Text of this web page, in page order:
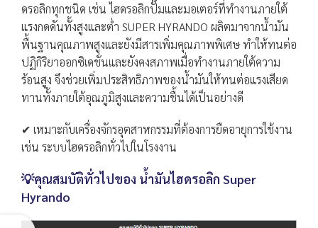
ดรอลิกทุกชนิด เช่น ไฮดรอลิกปั๊มและมอเตอร์ที่ทำงานภายใต้
แรงกดดันทั้งสูงและต่ำ SUPER HYRANDO ผลิตมาจากน้ำมัน
พื้นฐานคุณภาพสูงและยังมีสารเพิ่มคุณภาพพิเศษ ทำให้ทนต่อ
ปฏิกิริยาออกซิเดชั่นและยังคงสภาพเมื่อทำงานภายใต้ความ
ร้อนสูง จึงช่วยเพิ่มประสิทธิภาพของน้ำมันให้ทนต่อแรงเสียด
ทานทั้งภายใต้อุณภูมิสูงและความชื้นได้เป็นอย่างดี
✔ เหมาะกับเครื่องจักรอุตสาหกรรมที่ต้องการยืดอายุการใช้งาน
เช่น ระบบไฮดรอลิกทั่วไปในโรงงาน
💡คุณสมบัติทั่วไปของ น้ำมันไฮดรอลิก Super
Hyrando